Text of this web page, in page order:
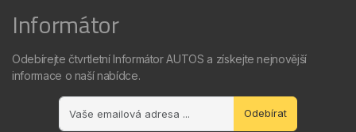
Informátor
Odebírejte čtvrtletní Informátor AUTOS a získejte nejnovější
informace o naší nabídce.
Odebírat